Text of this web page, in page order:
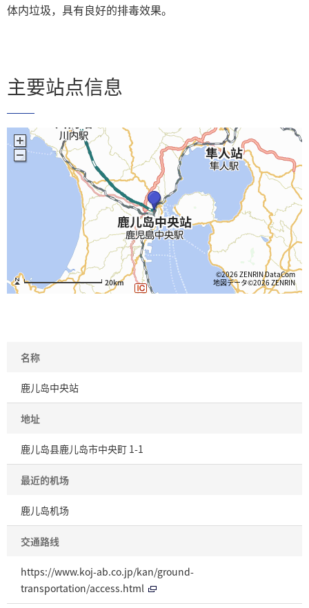
体内垃圾，具有良好的排毒效果。
主要站点信息
20km
©2026 ZENRIN DataCom
地図データ©2026 ZENRIN
名称
鹿儿岛中央站
地址
鹿儿岛县鹿儿岛市中央町 1-1
最近的机场
鹿儿岛机场
交通路线
https://www.koj-ab.co.jp/kan/ground-
transportation/access.html